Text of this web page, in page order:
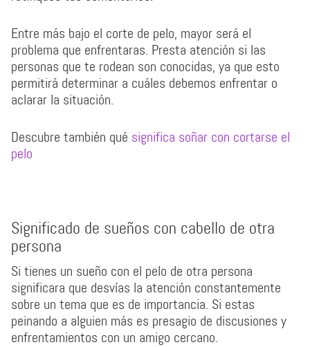
Entre más bajo el corte de pelo, mayor será el
problema que enfrentaras. Presta atención si las
personas que te rodean son conocidas, ya que esto
permitirá determinar a cuáles debemos enfrentar o
aclarar la situación.
Descubre también qué significa soñar con cortarse el
pelo
Significado de sueños con cabello de otra
persona
Si tienes un sueño con el pelo de otra persona
significara que desvías la atención constantemente
sobre un tema que es de importancia. Si estas
peinando a alguien más es presagio de discusiones y
enfrentamientos con un amigo cercano.